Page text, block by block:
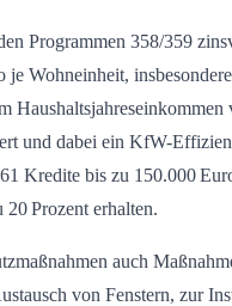
Programmen 358/359
je Wohneinheit,
Haushaltsjahreseinkommen
und dabei ein KfW-
Kredite bis zu 150.000
Prozent erhalten.
auch
von Fenstern, zur